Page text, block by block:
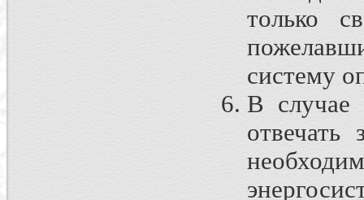
только
систему
В случае